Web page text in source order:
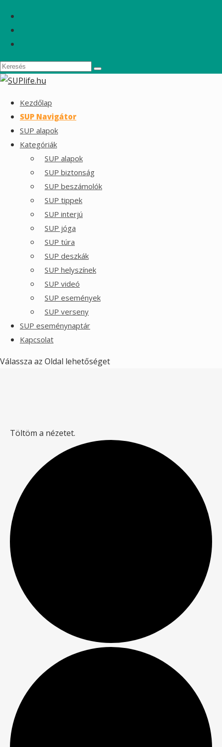
Kezdőlap
SUP Navigátor
SUP alapok
Kategóriák
SUP alapok
SUP biztonság
SUP beszámolók
SUP tippek
SUP interjú
SUP jóga
SUP túra
SUP deszkák
SUP helyszínek
SUP videó
SUP események
SUP verseny
SUP eseménynaptár
Kapcsolat
Válassza az Oldal lehetőséget
Töltöm a nézetet.